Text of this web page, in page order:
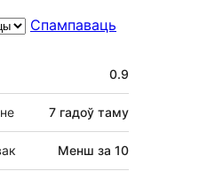
Спампаваць
0.9
7 гадоў таму
Менш за 10